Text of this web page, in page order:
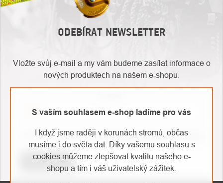
S vaším souhlasem e-shop ladíme pro vás
I když jsme raději v korunách stromů, občas
musíme i do světa dat. Díky vašemu souhlasu s
cookies můžeme zlepšovat kvalitu našeho e-
shopu a tím i váš uživatelský zážitek.
O
nás
ODEBÍRAT NEWSLETTER
Vložte svůj e-mail a my vám budeme zasílat informace o
nových produktech na našem e-shopu.
Vložením e-mailu souhlasíte s podmínkami ochrany osobních údajů
Přihlásit se